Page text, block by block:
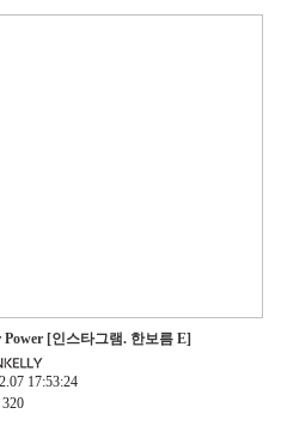
Power [인스타그램. 한보름 E]
17:53:24